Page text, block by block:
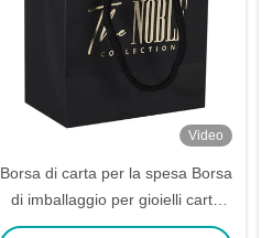
Video
Borsa di carta per la spesa Borsa
di imballaggio per gioielli carta
cosmetica